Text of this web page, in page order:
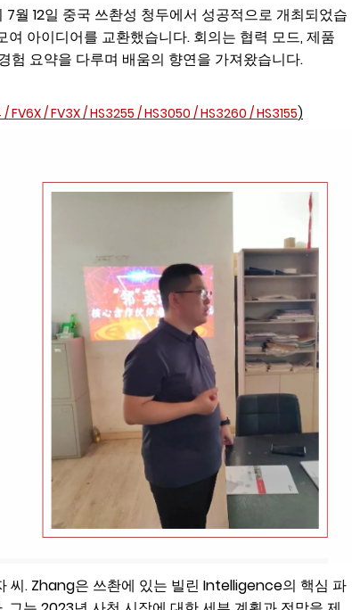
월 12일 중국 쓰촨성 청두에서 성공적으로 개최되었습
아이디어를 교환했습니다. 회의는 협력 모드, 제품
험 요약을 다루며 배움의 향연을 가져왔습니다.
/FV6X/FV3X/HS3255 /HS3050 /HS3260 /HS3155)
씨. Zhang은 쓰촨에 있는 빌린 Intelligence의 핵심 파